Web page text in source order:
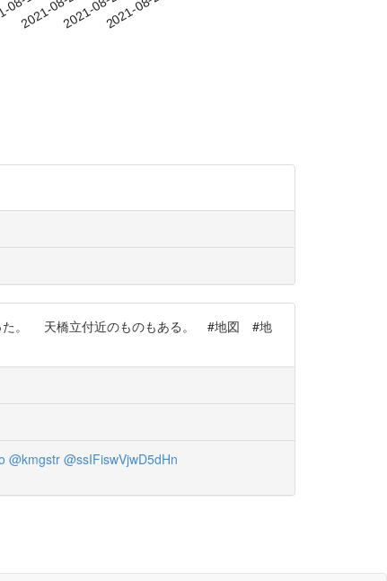
った。 天橋立付近のものもある。 #地図 #地
@kmgstr @ssIFiswVjwD5dHn